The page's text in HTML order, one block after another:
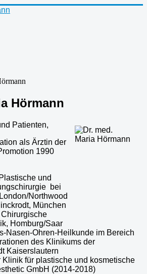
Hörmann
Patienten,
als Ärztin der
1990
und
bei
Northwood
München
Homburg/Saar
Nasen-Ohren-Heilkunde im Bereich
des Klinikums der
Kaiserslautern
für plastische und kosmetische
GmbH (2014-2018)